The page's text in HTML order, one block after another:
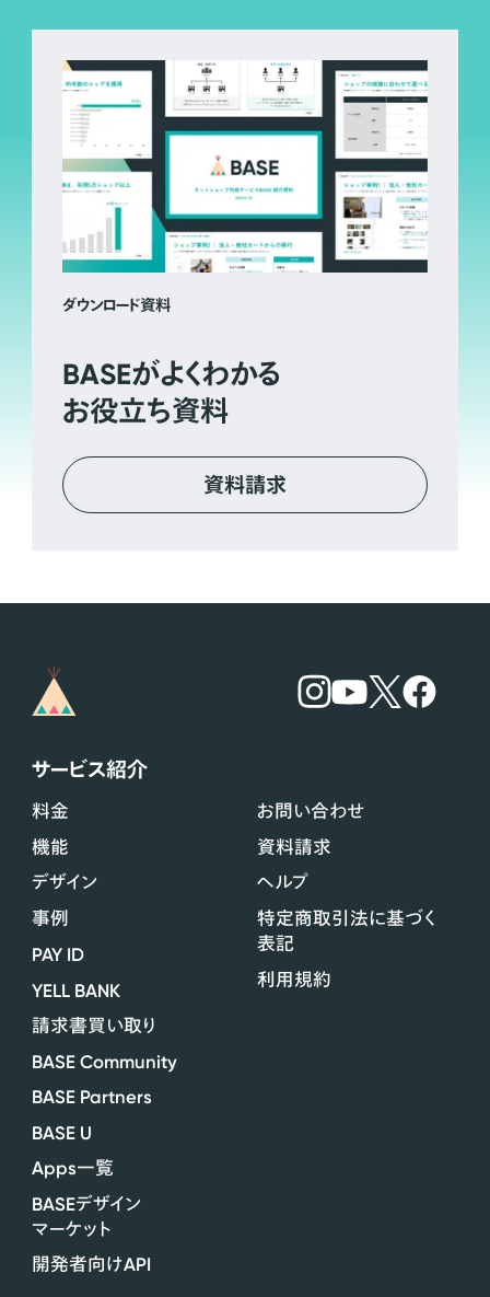
ダウンロード資料
BASEがよくわかる
お役立ち資料
資料請求
サービス紹介
料金
機能
デザイン
事例
PAY ID
YELL BANK
請求書買い取り
BASE Community
BASE Partners
BASE U
Apps一覧
BASEデザイン
マーケット
開発者向けAPI
お問い合わせ
資料請求
ヘルプ
特定商取引法に基づく
表記
利用規約